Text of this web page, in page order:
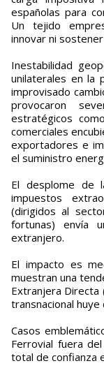
españolas para
Un tejido
innovar ni
Inestabilidad
unilaterales en la
improvisado
provocaron
estratégicos
comerciales
exportadores e
el suministro
El desplome de
impuestos
(dirigidos al
fortunas) envía
extranjero.
El impacto es
muestran una
Extranjera Directa
transnacional
Casos
Ferrovial fuera
total de confianza